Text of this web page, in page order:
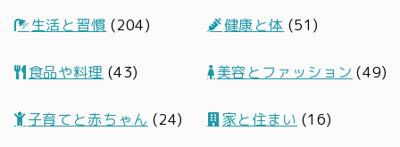
生活と習慣 (204) 健康と体 (51)
食品や料理 (43) 美容とファッション (49)
子育てと赤ちゃん (24) 家と住まい (16)